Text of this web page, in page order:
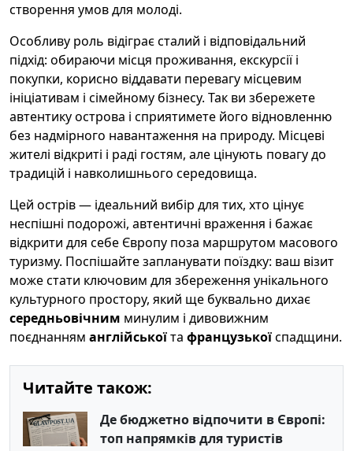
створення умов для молоді.
Особливу роль відіграє сталий і відповідальний
підхід: обираючи місця проживання, екскурсії і
покупки, корисно віддавати перевагу місцевим
ініціативам і сімейному бізнесу. Так ви збережете
автентику острова і сприятимете його відновленню
без надмірного навантаження на природу. Місцеві
жителі відкриті і раді гостям, але цінують повагу до
традицій і навколишнього середовища.
Цей острів — ідеальний вибір для тих, хто цінує
неспішні подорожі, автентичні враження і бажає
відкрити для себе Європу поза маршрутом масового
туризму. Поспішайте запланувати поїздку: ваш візит
може стати ключовим для збереження унікального
культурного простору, який ще буквально дихає
середньовічним минулим і дивовижним
поєднанням англійськоїта французькоїспадщини.
Читайте також:
Де бюджетно відпочити в Європі:
топ напрямків для туристів